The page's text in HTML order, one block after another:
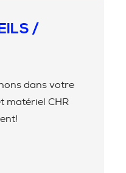
/
dans votre
matériel CHR